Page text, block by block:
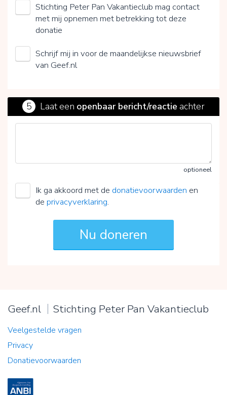
Stichting Peter Pan Vakantieclub mag contact
met mij opnemen met betrekking tot deze
donatie
Schrijf mij in voor de maandelijkse nieuwsbrief
van Geef.nl
5 Laat een openbaar bericht/reactie achter
optioneel
Ik ga akkoord met de donatievoorwaarden en
de privacyverklaring.
Geef.nl Stichting Peter Pan Vakantieclub
Veelgestelde vragen
Privacy
Donatievoorwaarden